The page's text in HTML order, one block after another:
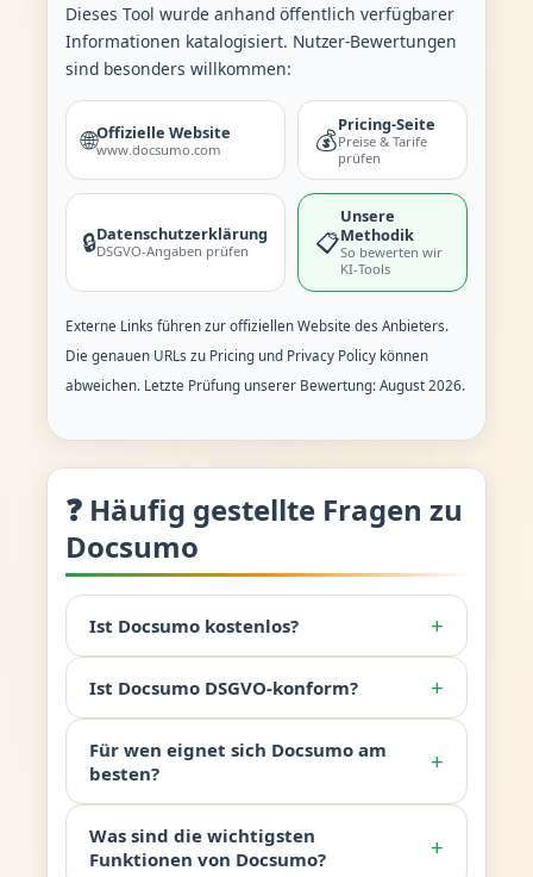
Dieses Tool wurde anhand öffentlich verfügbarer
Informationen katalogisiert. Nutzer-Bewertungen
sind besonders willkommen:
🌐Offizielle Website
www.docsumo.com 💰
Pricing-Seite
Preise & Tarife
prüfen
🔒Datenschutzerklärung
DSGVO-Angaben prüfen 📋
Unsere
Methodik
So bewerten wir
KI-Tools
Externe Links führen zur offiziellen Website des Anbieters.
Die genauen URLs zu Pricing und Privacy Policy können
abweichen. Letzte Prüfung unserer Bewertung: August 2026.
❓ Häufig gestellte Fragen zu
Docsumo
Ist Docsumo kostenlos? +
Ist Docsumo DSGVO-konform? +
Für wen eignet sich Docsumo am
besten?
+
Was sind die wichtigsten
Funktionen von Docsumo?
+